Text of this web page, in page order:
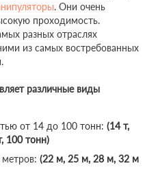
. Они очень
проходимость.
разных отраслях
из самых востребованных
различные виды
от 14 до 100 тонн: (14 т,
100 тонн)
(22 м, 25 м, 28 м, 32 м